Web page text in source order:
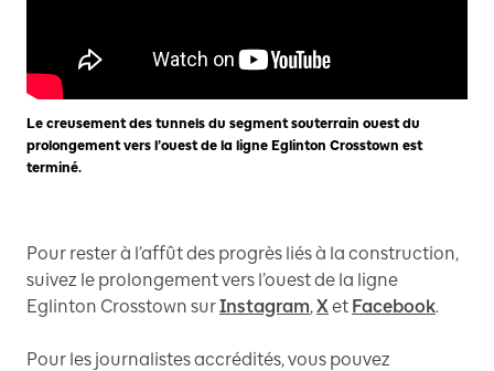
Le creusement des tunnels du segment souterrain ouest du
prolongement vers l’ouest de la ligne Eglinton Crosstown est
terminé.
Pour rester à l’affût des progrès liés à la construction,
suivez le prolongement vers l’ouest de la ligne
Eglinton Crosstown surInstagram, X et Facebook.
Pour les journalistes accrédités, vous pouvez